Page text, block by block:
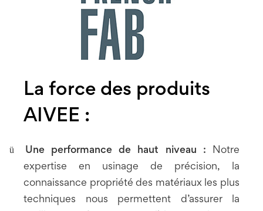
La force des produits
AIVEE :
ü Une performance de haut niveau : Notre
expertise en usinage de précision, la
connaissance propriété des matériaux les plus
techniques nous permettent d’assurer la